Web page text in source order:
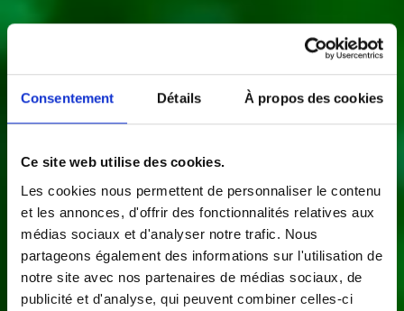
Consentement Détails À propos des cookies
Ce site web utilise des cookies.
Les cookies nous permettent de personnaliser le contenu
et les annonces, d'offrir des fonctionnalités relatives aux
médias sociaux et d'analyser notre trafic. Nous
partageons également des informations sur l'utilisation de
notre site avec nos partenaires de médias sociaux, de
publicité et d'analyse, qui peuvent combiner celles-ci